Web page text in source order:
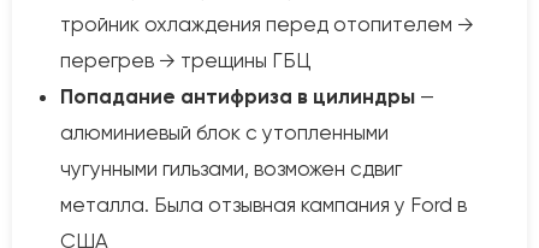
тройник охлаждения перед отопителем →
перегрев → трещины ГБЦ
Попадание антифриза в цилиндры —
алюминиевый блок с утопленными
чугунными гильзами, возможен сдвиг
металла. Была отзывная кампания у Ford в
США